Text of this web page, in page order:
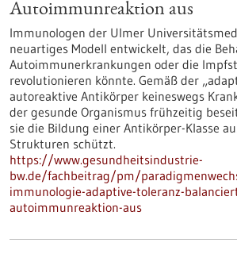
Autoimmunreaktion aus
Immunologen der Ulmer
neuartiges Modell entwickelt, das die
Autoimmunerkrankungen oder die
revolutionieren könnte. Gemäß der
autoreaktive Antikörper keineswegs
der gesunde Organismus frühzeitig
sie die Bildung einer Antikörper-Klasse
Strukturen schützt.
https://www.gesundheitsindustrie-
bw.de/fachbeitrag/pm/
immunologie-adaptive-toleranz-
autoimmunreaktion-aus